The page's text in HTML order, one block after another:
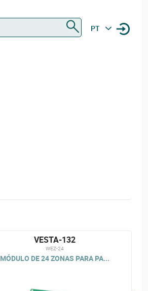
PT
VESTA-132
WEZ-24
MÓDULO DE 24 ZONAS PARA PA...